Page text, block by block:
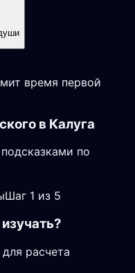
время первой
в Калуга
по
Шаг 1 из 5
расчета